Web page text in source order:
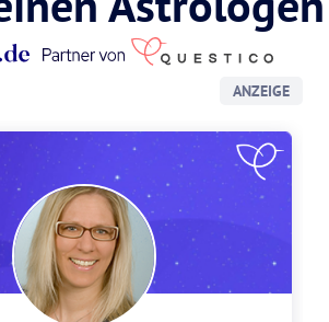
ANZEIGE